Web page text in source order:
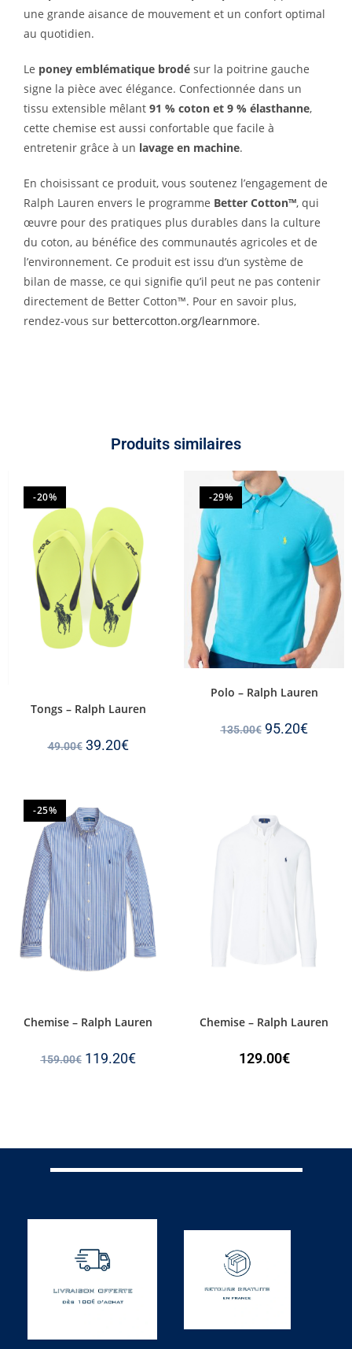
une grande aisance de mouvement et un confort optimal
au quotidien.
Le poney emblématique brodé sur la poitrine gauche
signe la pièce avec élégance. Confectionnée dans un
tissu extensible mêlant 91 % coton et 9 % élasthanne,
cette chemise est aussi confortable que facile à
entretenir grâce à un lavage en machine.
En choisissant ce produit, vous soutenez l’engagement de
Ralph Lauren envers le programme Better Cotton™, qui
œuvre pour des pratiques plus durables dans la culture
du coton, au bénéfice des communautés agricoles et de
l’environnement. Ce produit est issu d’un système de
bilan de masse, ce qui signifie qu’il peut ne pas contenir
directement de Better Cotton™. Pour en savoir plus,
rendez-vous sur bettercotton.org/learnmore.
Produits similaires
-20%
Tongs – Ralph Lauren
49.00€ 39.20€
-29%
Polo – Ralph Lauren
135.00€ 95.20€
-25%
Chemise – Ralph Lauren
159.00€ 119.20€
Chemise – Ralph Lauren
129.00€